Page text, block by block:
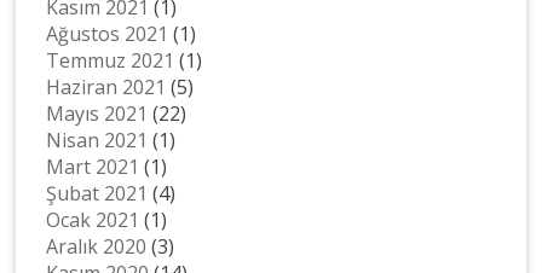
Kasım 2021 (1)
Ağustos 2021 (1)
Temmuz 2021 (1)
Haziran 2021 (5)
Mayıs 2021 (22)
Nisan 2021 (1)
Mart 2021 (1)
Şubat 2021 (4)
Ocak 2021 (1)
Aralık 2020 (3)